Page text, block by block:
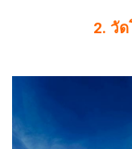
2. วั